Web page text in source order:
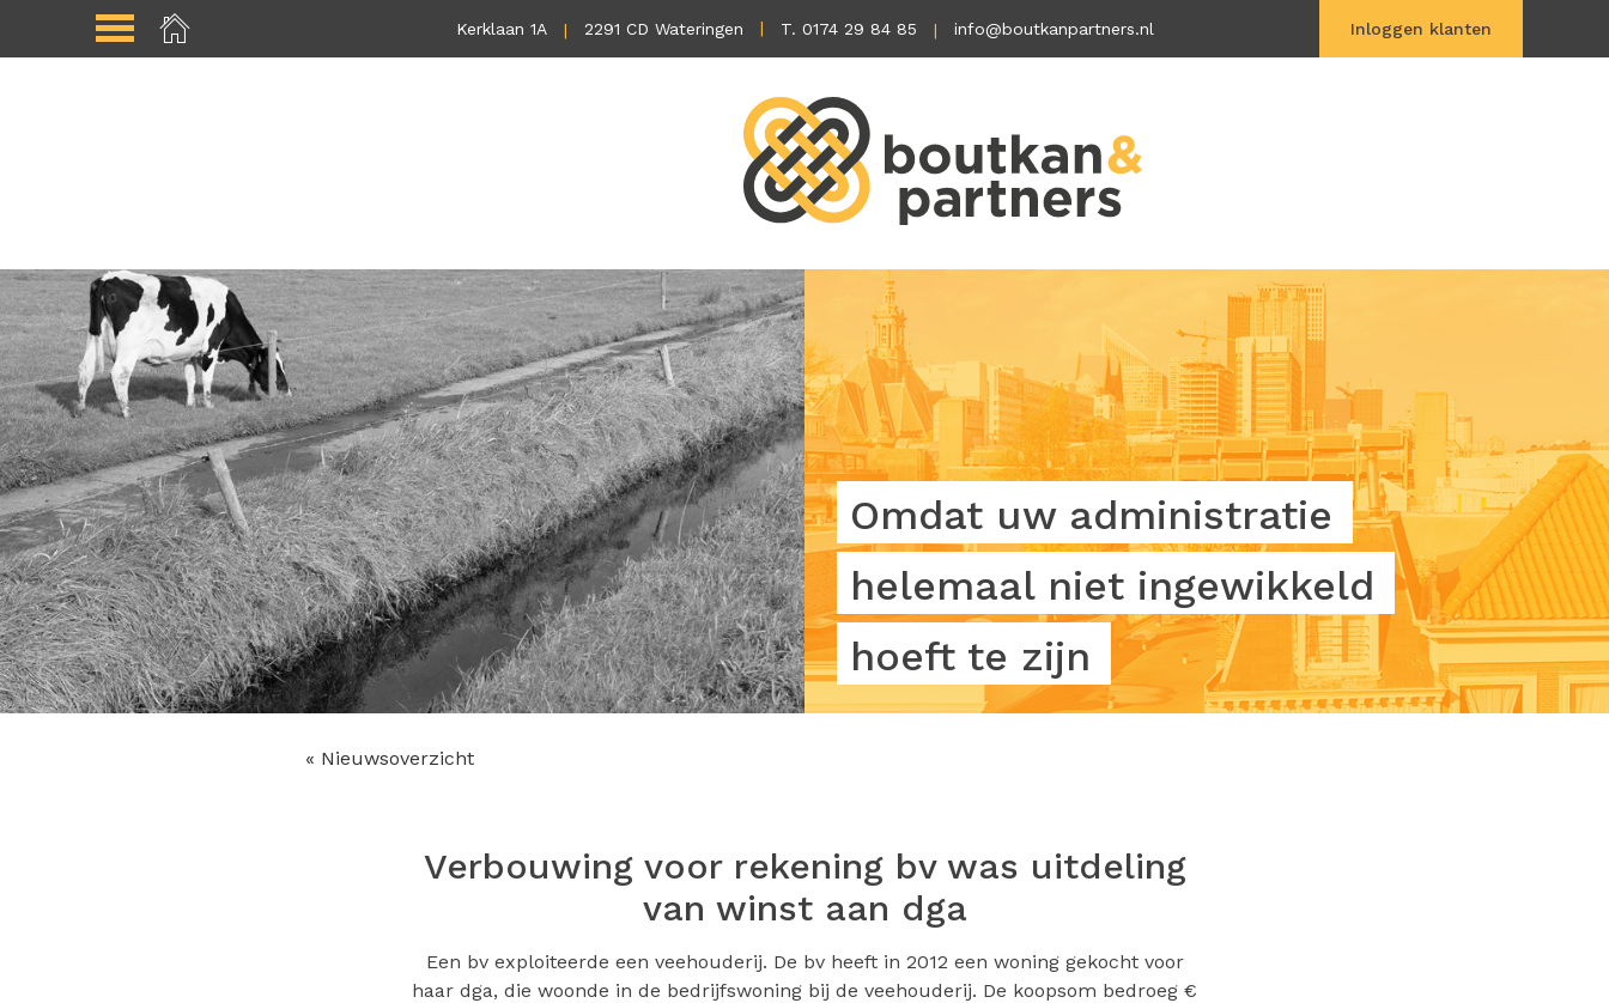
Kerklaan 1A 2291 CD Wateringen T. 0174 29 84 85 info@boutkanpartners.nl Inloggen klanten
Omdat uw administratie
helemaal niet ingewikkeld
hoeft te zijn
« Nieuwsoverzicht
Verbouwing voor rekening bv was uitdeling
van winst aan dga
Een bv exploiteerde een veehouderij. De bv heeft in 2012 een woning gekocht voor
haar dga, die woonde in de bedrijfswoning bij de veehouderij. De koopsom bedroeg €